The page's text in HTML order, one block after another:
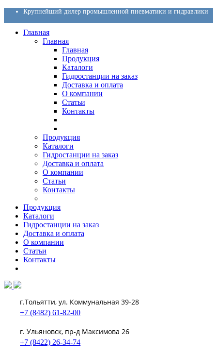
Крупнейший дилер промышленной пневматики и гидравлики
Главная
Главная
Главная
Продукция
Каталоги
Гидростанции на заказ
Доставка и оплата
О компании
Статьи
Контакты
Продукция
Каталоги
Гидростанции на заказ
Доставка и оплата
О компании
Статьи
Контакты
Продукция
Каталоги
Гидростанции на заказ
Доставка и оплата
О компании
Статьи
Контакты
г.Тольятти, ул. Коммунальная 39-28
+7 (8482) 61-82-00
г. Ульяновск, пр-д Максимова 26
+7 (8422) 26-34-74